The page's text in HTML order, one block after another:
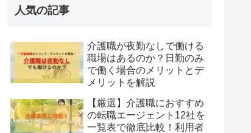
人気の記事
介護職が夜勤なしで働ける
職場はあるのか？日勤のみ
で働く場合のメリットとデ
メリットを解説
【厳選】介護職におすすめ
の転職エージェント12社を
一覧表で徹底比較！利用者